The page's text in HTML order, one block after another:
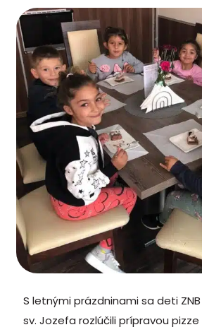
S letnými prázdninami sa deti
sv. Jozefa rozlúčili prípravou